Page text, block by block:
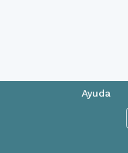
Ayuda